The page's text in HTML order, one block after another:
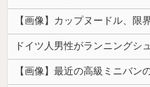
【画像】カップヌードル、限
【画像】最近の高級ミニバン